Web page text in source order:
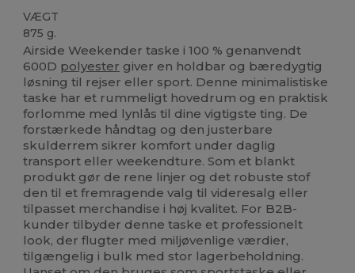
VÆGT
875 g.
Airside Weekender taske i 100 % genanvendt
600D polyester giver en holdbar og bæredygtig
løsning til rejser eller sport. Denne minimalistiske
taske har et rummeligt hovedrum og en praktisk
forlomme med lynlås til dine vigtigste ting. De
forstærkede håndtag og den justerbare
skulderrem sikrer komfort under daglig
transport eller weekendture. Som et blankt
produkt gør de rene linjer og det robuste stof
den til et fremragende valg til videresalg eller
tilpasset merchandise i høj kvalitet. For B2B-
kunder tilbyder denne taske et professionelt
look, der flugter med miljøvenlige værdier,
tilgængelig i bulk med stor lagerbeholdning.